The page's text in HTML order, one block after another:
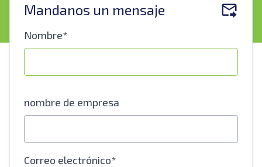
Mandanos un mensaje
Nombre*
nombre de empresa
Correo electrónico*